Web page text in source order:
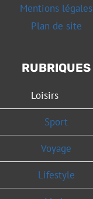
Mentions légales
Plan de site
RUBRIQUES
Loisirs
Sport
Voyage
Lifestyle